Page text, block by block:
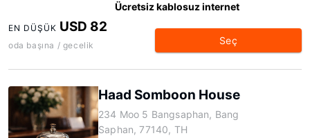
Ücretsiz kablosuz internet
EN DÜŞÜK USD 82
oda başına / gecelik Seç
Haad Somboon House
234 Moo 5 Bangsaphan, Bang
Saphan, 77140, TH